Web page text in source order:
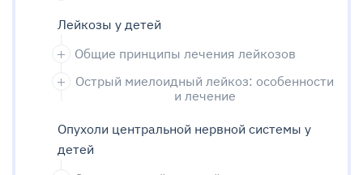
Лейкозы у детей
Общие принципы лечения лейкозов
Острый миелоидный лейкоз: особенности
и лечение
Опухоли центральной нервной системы у
детей